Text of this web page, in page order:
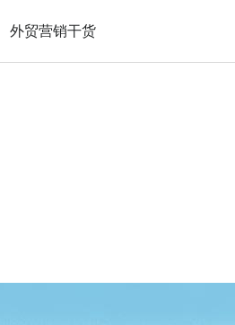
外贸营销干货